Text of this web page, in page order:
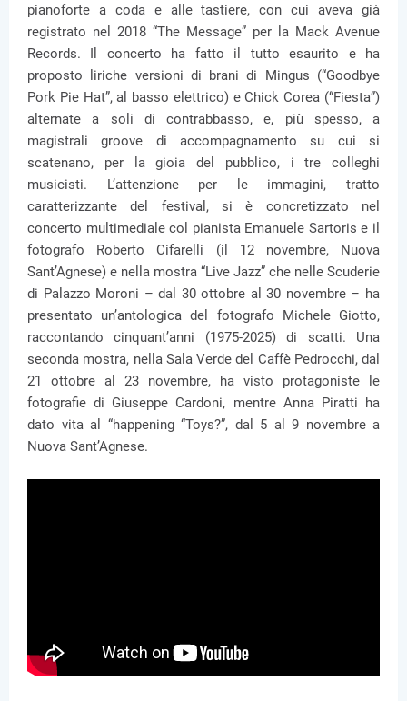
pianoforte a coda e alle tastiere, con cui aveva già
registrato nel 2018 “The Message” per la Mack Avenue
Records. Il concerto ha fatto il tutto esaurito e ha
proposto liriche versioni di brani di Mingus (“Goodbye
Pork Pie Hat”, al basso elettrico) e Chick Corea (“Fiesta”)
alternate a soli di contrabbasso, e, più spesso, a
magistrali groove di accompagnamento su cui si
scatenano, per la gioia del pubblico, i tre colleghi
musicisti. L’attenzione per le immagini, tratto
caratterizzante del festival, si è concretizzato nel
concerto multimediale col pianista Emanuele Sartoris e il
fotografo Roberto Cifarelli (il 12 novembre, Nuova
Sant’Agnese) e nella mostra “Live Jazz” che nelle Scuderie
di Palazzo Moroni – dal 30 ottobre al 30 novembre – ha
presentato un’antologica del fotografo Michele Giotto,
raccontando cinquant’anni (1975-2025) di scatti. Una
seconda mostra, nella Sala Verde del Caffè Pedrocchi, dal
21 ottobre al 23 novembre, ha visto protagoniste le
fotografie di Giuseppe Cardoni, mentre Anna Piratti ha
dato vita al “happening “Toys?”, dal 5 al 9 novembre a
Nuova Sant’Agnese.